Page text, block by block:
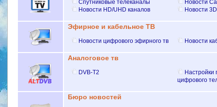
Спутниковые телеканалы
Новости HD/UHD каналов
Новости
Новости 3D
Эфирное и кабельное ТВ
Новости цифрового эфирного тв Новости
Аналоговое тв
DVB-T2
Настройки
цифрового
Бюро новостей